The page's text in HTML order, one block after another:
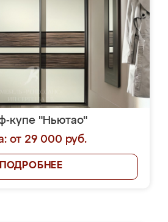
купе "Ньютао"
от 29 000 руб.
ПОДРОБНЕЕ